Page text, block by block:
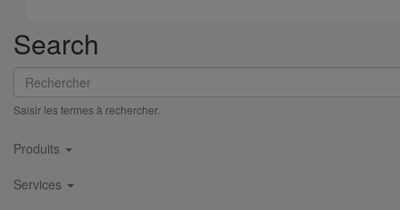
Search
Rechercher
Saisir les termes à rechercher.
Main
navigation
Produits
Services